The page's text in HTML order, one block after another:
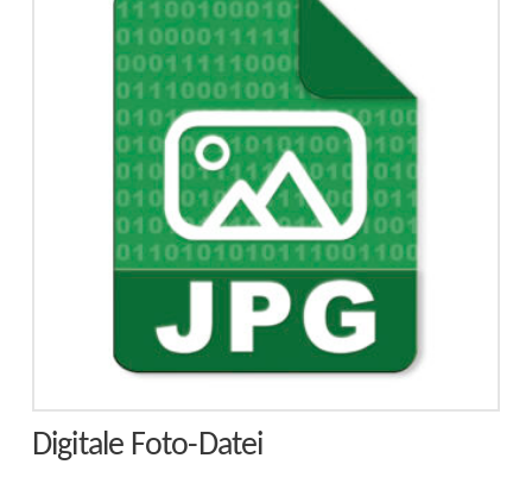
Optionen
Produktseite
Digitale Foto-Datei